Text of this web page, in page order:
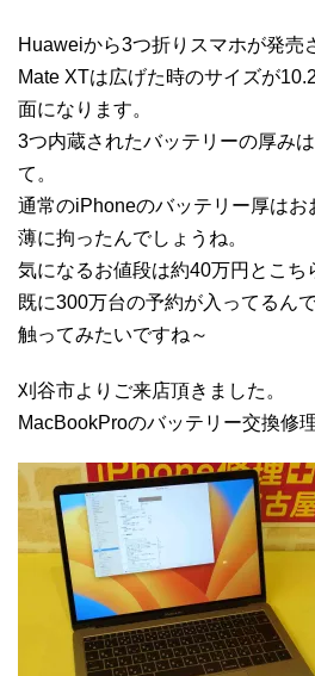
Huaweiから3つ折りスマホが発売
Mate XTは広げた時のサイズが
面になります。
3つ内蔵されたバッテリーの厚み
て。
通常のiPhoneのバッテリー厚は
薄に拘ったんでしょうね。
気になるお値段は約40万円とこち
既に300万台の予約が入ってるんで
触ってみたいですね～
刈谷市よりご来店頂きました。
MacBookProのバッテリー交換修理